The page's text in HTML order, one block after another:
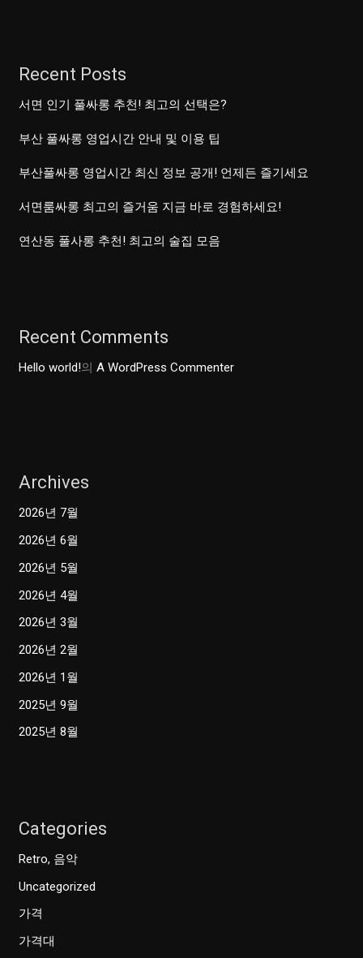
니
다!
금
확
하
Recent Posts
서면 인기 풀싸롱 추천! 최고의 선택은?
부산 풀싸롱 영업시간 안내 및 이용 팁
부산풀싸롱 영업시간 최신 정보 공개! 언제든 즐기세요
서면룸싸롱 최고의 즐거움 지금 바로 경험하세요!
연산동 풀사롱 추천! 최고의 술집 모음
Recent Comments
Hello world!의A WordPress Commenter
Archives
2026년 7월
2026년 6월
2026년 5월
2026년 4월
2026년 3월
2026년 2월
2026년 1월
2025년 9월
2025년 8월
Categories
Retro, 음악
Uncategorized
가격
가격대